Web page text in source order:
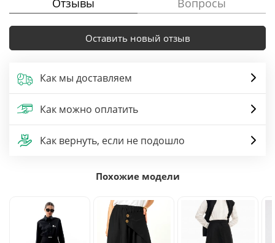
Оставить новый отзыв
Как мы доставляем
Как можно оплатить
Как вернуть, если не подошло
Похожие модели